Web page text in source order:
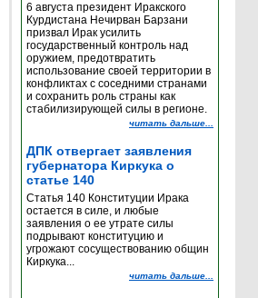
6 августа президент Иракского
Курдистана Нечирван Барзани
призвал Ирак усилить
государственный контроль над
оружием, предотвратить
использование своей территории в
конфликтах с соседними странами
и сохранить роль страны как
стабилизирующей силы в регионе.
читать дальше...
ДПК отвергает заявления
губернатора Киркука о
статье 140
Статья 140 Конституции Ирака
остается в силе, и любые
заявления о ее утрате силы
подрывают конституцию и
угрожают сосуществованию общин
Киркука...
читать дальше...